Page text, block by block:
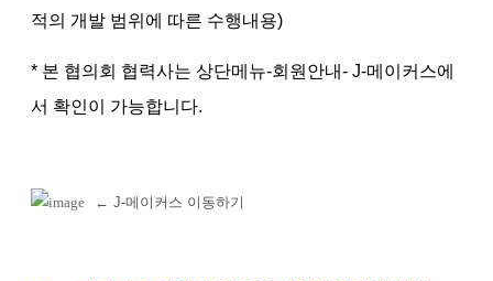
적의 개발 범위에 따른 수행내용)
* 본 협의회 협력사는 상단메뉴-회원안내- J-메이커스에
서 확인이 가능합니다.
← J-메이커스 이동하기